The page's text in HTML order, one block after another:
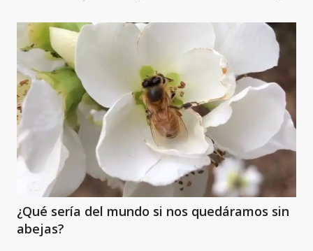
¿Qué sería del mundo si nos quedáramos sin
abejas?